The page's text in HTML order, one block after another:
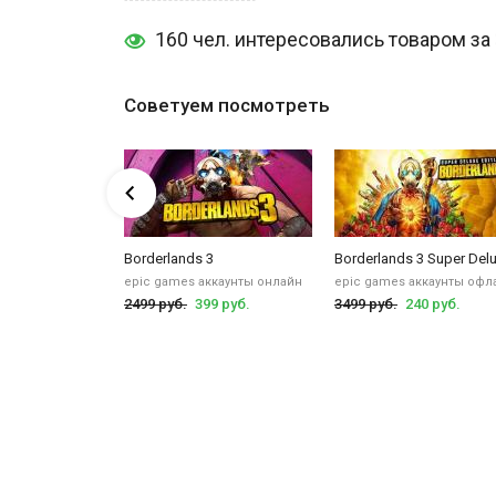
Наблюдая за тем, с каким успехом расходится
требовательным потребителям.
Купить
В игре для вас готовятся интересные миры,
160 чел. интересовались товаром
Советуем посмотреть
Super Deluxe EditionBorderlands 3
epic games аккаунты онлайн
2499 руб. 399 руб.
Borderlands 3 Super
epic games аккаунты
3499 руб. 240 руб.